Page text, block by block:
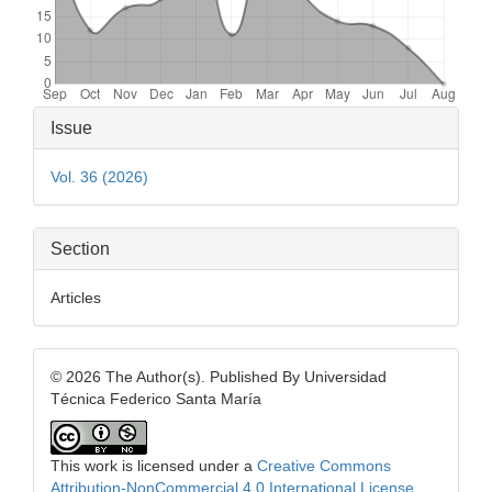
Article
Details
Issue
Vol. 36 (2026)
Section
Articles
© 2026 The Author(s). Published By Universidad
Técnica Federico Santa María
This work is licensed under a Creative Commons
Attribution-NonCommercial 4.0 International License